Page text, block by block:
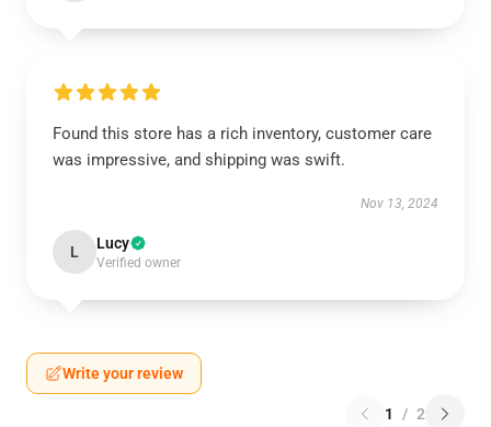
Found this store has a rich inventory, customer care
was impressive, and shipping was swift.
Nov 13, 2024
L Lucy
Verified owner
Write your review
1 / 2